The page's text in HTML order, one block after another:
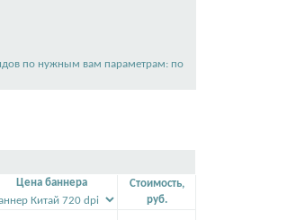
по нужным вам параметрам: по
Цена баннера
Стоимость,
руб.